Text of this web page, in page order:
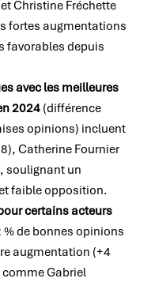
Christine Fréchette
fortes augmentations
favorables depuis
avec les meilleures
2024(différence
opinions) incluent
Catherine Fournier
soulignant un
faible opposition.
certains acteurs
de bonnes opinions
augmentation (+4
Gabriel